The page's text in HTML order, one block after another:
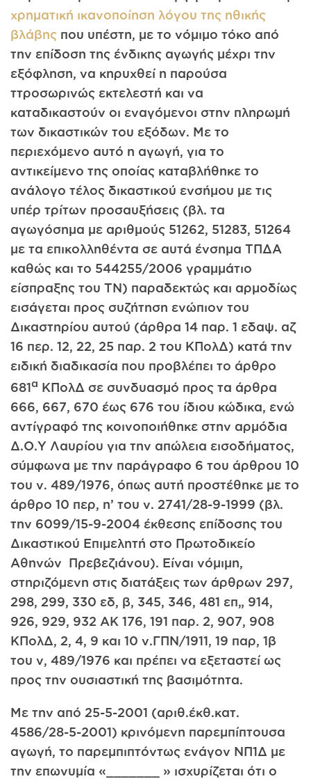
χρηματική ικανοποίηση λόγου της ηθικής
βλάβης που υπέστη, με το νόμιμο τόκο από
την επίδοση της ένδικης αγωγής μέχρι την
εξόφληση, να κηρυχθεί η παρούσα
ττροσωρινώς εκτελεστή και να
καταδικαστούν οι εναγόμενοι στην πληρωμή
των δικαστικών του εξόδων. Με το
περιεχόμενο αυτό η αγωγή, για το
αντικείμενο της οποίας καταβλήθηκε το
ανάλογο τέλος δικαστικού ενσήμου με τις
υπέρ τρίτων προσαυξήσεις (βλ. τα
αγωγόσημα με αριθμούς 51262, 51283, 51264
με τα επικολληθέντα σε αυτά ένσημα ΤΠΔΑ
καθώς και το 544255/2006 γραμμάτιο
είσπραξης του ΤΝ) παραδεκτώς και αρμοδίως
εισάγεται προς συζήτηση ενώπιον του
Δικαστηρίου αυτού (άρθρα 14 παρ. 1 εδαψ. αζ
16 περ. 12, 22, 25 παρ. 2 του ΚΠολΔ) κατά την
ειδική διαδικασία που προβλέπει το άρθρο
681α ΚΠολΔ σε συνδυασμό προς τα άρθρα
666, 667, 670 έως 676 του ίδιου κώδικα, ενώ
αντίγραφό της κοινοποιήθηκε στην αρμόδια
Δ.Ο.Υ Λαυρίου για την απώλεια εισοδήματος,
σύμφωνα με την παράγραφο 6 του άρθρου 10
του ν. 489/1976, όπως αυτή προστέθηκε με το
άρθρο 10 περ, η’ του ν. 2741/28-9-1999 (βλ.
την 6099/15-9-2004 έκθεσης επίδοσης του
Δικαστικού Επιμελητή στο Πρωτοδικείο
Αθηνών Πρεβεζιάνου). Είναι νόμιμη,
στηριζόμενη στις διατάξεις των άρθρων 297,
298, 299, 330 εδ, β, 345, 346, 481 επ„ 914,
926, 929, 932 ΑΚ 176, 191 παρ. 2, 907, 908
ΚΠολΔ, 2, 4, 9 και 10 ν.ΓΠΝ/1911, 19 παρ, 1β
του ν, 489/1976 και πρέπει να εξεταστεί ως
προς την ουσιαστική της βασιμότητα.
Με την από 25-5-2001 (αριθ.έκθ.κατ.
4586/28-5-2001) κρινόμενη παρεμπίπτουσα
αγωγή, το παρεμπιπτόντως ενάγον ΝΠ1Δ με
την επωνυμία «_______ » ισχυρίζεται ότι ο